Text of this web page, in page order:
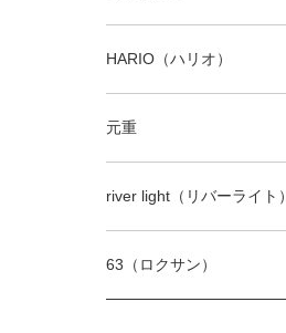
HARIO（ハリオ）
元重
river light（リバーライト）
63（ロクサン）